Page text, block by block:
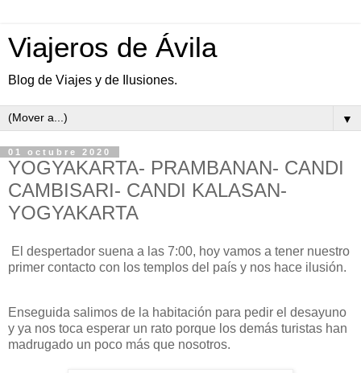
Viajeros de Ávila
Blog de Viajes y de Ilusiones.
▼
01 octubre 2020
YOGYAKARTA- PRAMBANAN- CANDI
CAMBISARI- CANDI KALASAN-
YOGYAKARTA
El despertador suena a las 7:00, hoy vamos a tener nuestro
primer contacto con los templos del país y nos hace ilusión.
Enseguida salimos de la habitación para pedir el desayuno
y ya nos toca esperar un rato porque los demás turistas han
madrugado un poco más que nosotros.